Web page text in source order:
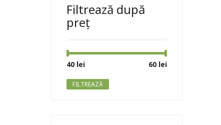
Filtrează după
preț
Preț
Preț
FILTREAZĂ
40 lei 60 lei